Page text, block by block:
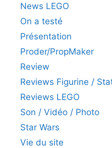
News LEGO
On a testé
Présentation
Proder/PropMaker
Review
Reviews Figurine /
Reviews LEGO
Son / Vidéo / Photo
Star Wars
Vie du site